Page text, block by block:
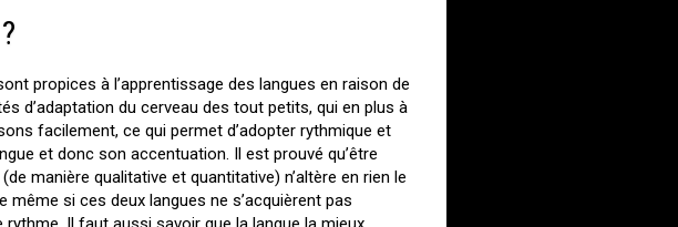
propices à l’apprentissage des langues en raison de
d’adaptation du cerveau des tout petits, qui en plus à
facilement, ce qui permet d’adopter rythmique et
et donc son accentuation. Il est prouvé qu’être
manière qualitative et quantitative) n’altère en rien le
même si ces deux langues ne s’acquièrent pas